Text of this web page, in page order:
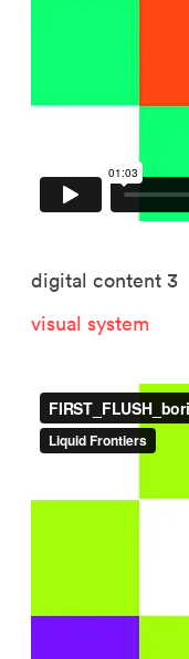
digital content 3
visual system